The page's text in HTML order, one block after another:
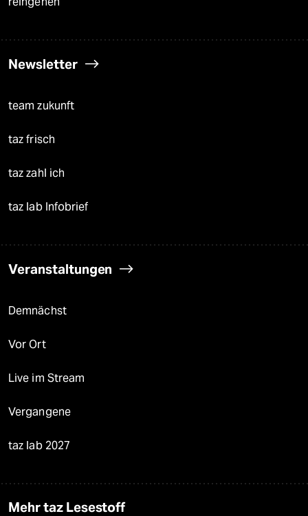
Newsletter
team zukunft
taz frisch
taz zahl ich
taz lab Infobrief
Veranstaltungen
Demnächst
Vor Ort
Live im Stream
Vergangene
taz lab 2027
Mehr taz Lesestoff